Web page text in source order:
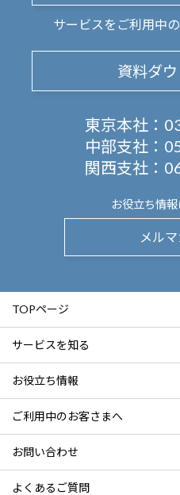
サービスをご利用中
資料ダ
東京本社：
中部支社：
関西支社：
お役立ち情
メル
TOPページ
サービスを知る
お役立ち情報
ご利用中のお客さまへ
お問い合わせ
よくあるご質問